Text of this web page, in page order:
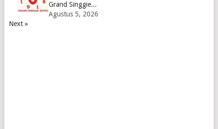
Grand Singgie...
Agustus 5, 2026
Next »